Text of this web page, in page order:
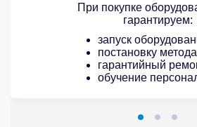
При покупке
гарантируем:
запуск
постановку метода
гарантийный
обучение